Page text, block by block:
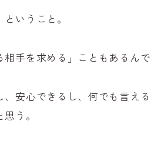
いうこと。
手を求める」こともあるんで
安心できるし、何でも言える
う。